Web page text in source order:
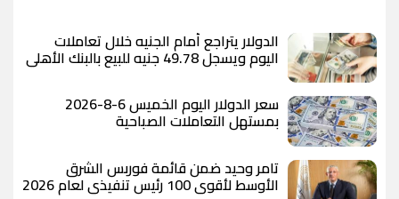
الدولار يتراجع أمام الجنيه خلال تعاملات
اليوم ويسجل 49.78 جنيه للبيع بالبنك الأهلي
المصري
سعر الدولار اليوم الخميس 6-8-2026
بمستهل التعاملات الصباحية
تامر وحيد ضمن قائمة فوربس الشرق
الأوسط لأقوى 100 رئيس تنفيذي لعام 2026